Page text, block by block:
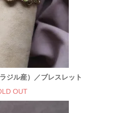
ジル産）／ブレスレット
OUT